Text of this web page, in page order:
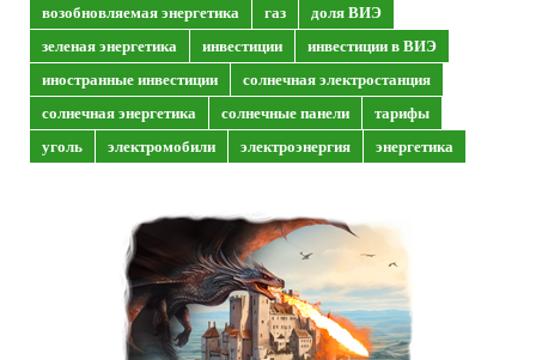
возобновляемая энергетика
газ
доля ВИЭ
зеленая энергетика
инвестиции
инвестиции в ВИЭ
иностранные инвестиции
солнечная электростанция
солнечная энергетика
солнечные панели
тарифы
уголь
электромобили электроэнергия энергетика